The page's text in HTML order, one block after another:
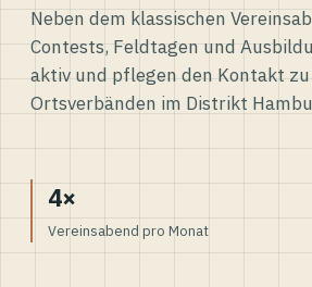
Neben dem klassischen
Contests, Feldtagen und
aktiv und pflegen den Kontakt
Ortsverbänden im Distrikt
4×
Vereinsabend pro Monat